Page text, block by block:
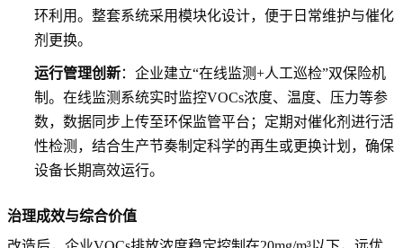
环利用。整套系统采用模块化设计，便于日常维护与催化
剂更换。
运行管理创新：企业建立“在线监测+人工巡检”双保险机
制。在线监测系统实时监控VOCs浓度、温度、压力等参
数，数据同步上传至环保监管平台；定期对催化剂进行活
性检测，结合生产节奏制定科学的再生或更换计划，确保
设备长期高效运行。
治理成效与综合价值